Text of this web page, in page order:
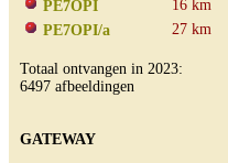
PE7OPI
16 km
PE7OPI/a
27 km
Totaal ontvangen in 2023:
6497 afbeeldingen
GATEWAY